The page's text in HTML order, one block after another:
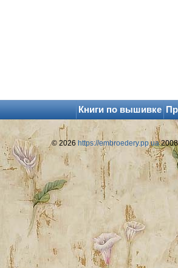
Книги по вышивке
© 2026 https://embroedery.pp.ua2008